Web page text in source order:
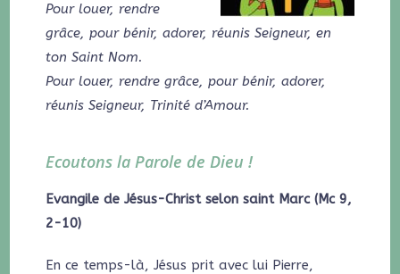
Pour louer, rendre
grâce, pour bénir, adorer, réunis Seigneur, en
ton Saint Nom.
Pour louer, rendre grâce, pour bénir, adorer,
réunis Seigneur, Trinité d’Amour.
Ecoutons la Parole de Dieu !
Evangile de Jésus-Christ selon saint Marc (Mc 9,
2-10)
En ce temps-là, Jésus prit avec lui Pierre,